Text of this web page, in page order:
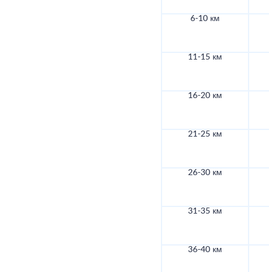
6-10 км
11-15 км
16-20 км
21-25 км
26-30 км
31-35 км
36-40 км